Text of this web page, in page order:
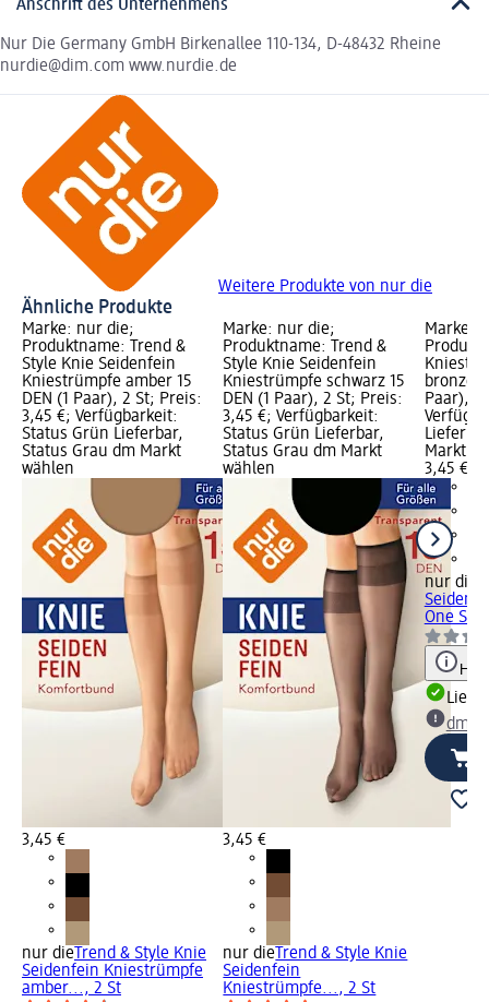
Anschrift des Unternehmens
Nur Die Germany GmbH Birkenallee 110-134, D-48432 Rheine
nurdie@dim.com www.nurdie.de
Weitere Produkte von nur die
Ähnliche Produkte
Marke: nur die;
Produktname: Trend &
Style Knie Seidenfein
Kniestrümpfe amber 15
DEN (1 Paar), 2 St; Preis:
3,45 €; Verfügbarkeit:
Status Grün Lieferbar,
Status Grau dm Markt
wählen
3,45 €
nur die Trend & Style Knie
Seidenfein Kniestrümpfe
amber..., 2 St
Marke: nur die;
Produktname: Trend &
Style Knie Seidenfein
Kniestrümpfe schwarz 15
DEN (1 Paar), 2 St; Preis:
3,45 €; Verfügbarkeit:
Status Grün Lieferbar,
Status Grau dm Markt
wählen
3,45 €
nur die Trend & Style Knie
Seidenfein
Kniestrümpfe..., 2 St
Marke:
bronze
Paar), 2
Markt
3,45 €
nur die
One
dm